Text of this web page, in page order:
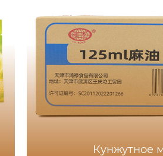
Кунжутное